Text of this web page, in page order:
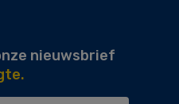
nieuwsbrief